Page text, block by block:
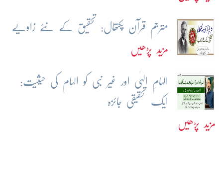
مترجم قرآن پکتھال: تحقیق کے نئے زاویے
مزید پڑھیں
الہامِ الہٰی اور غیر نبی کو الہام کی حیثیت:
ایک تحقیقی جائزہ
مزید پڑھیں